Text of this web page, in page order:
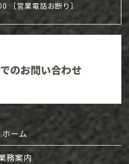
［営業電話お断り］
のお問い合わせ
ホーム
務案内